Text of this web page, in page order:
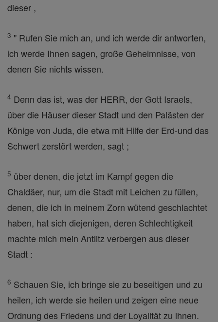
dieser ,
3 " Rufen Sie mich an, und ich werde dir antworten,
ich werde Ihnen sagen, große Geheimnisse, von
denen Sie nichts wissen.
4 Denn das ist, was der HERR, der Gott Israels,
über die Häuser dieser Stadt und den Palästen der
Könige von Juda, die etwa mit Hilfe der Erd-und das
Schwert zerstört werden, sagt ;
5 über denen, die jetzt im Kampf gegen die
Chaldäer, nur, um die Stadt mit Leichen zu füllen,
denen, die ich in meinem Zorn wütend geschlachtet
haben, hat sich diejenigen, deren Schlechtigkeit
machte mich mein Antlitz verbergen aus dieser
Stadt :
6 Schauen Sie, ich bringe sie zu beseitigen und zu
heilen, ich werde sie heilen und zeigen eine neue
Ordnung des Friedens und der Loyalität zu ihnen.